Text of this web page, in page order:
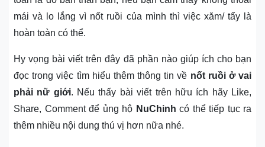
mái và lo lắng vì nốt ruồi của mình thì việc xăm/ tẩy là
hoàn toàn có thể.
Hy vọng bài viết trên đây đã phần nào giúp ích cho bạn
đọc trong việc tìm hiểu thêm thông tin về nốt ruồi ở vai
phải nữ giới. Nếu thấy bài viết trên hữu ích hãy Like,
Share, Comment để ủng hộ NuChinh có thể tiếp tục ra
thêm nhiều nội dung thú vị hơn nữa nhé.